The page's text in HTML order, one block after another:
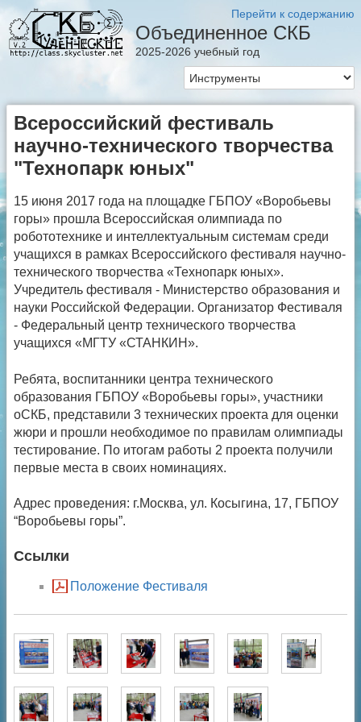
Перейти к содержанию
Объединенное СКБ
2025-2026 учебный год
Всероссийский фестиваль
научно-технического творчества
"Технопарк юных"
15 июня 2017 года на площадке ГБПОУ «Воробьевы
горы» прошла Всероссийская олимпиада по
робототехнике и интеллектуальным системам среди
учащихся в рамках Всероссийского фестиваля научно-
технического творчества «Технопарк юных».
Учредитель фестиваля - Министерство образования и
науки Российской Федерации. Организатор Фестиваля
- Федеральный центр технического творчества
учащихся «МГТУ «СТАНКИН».
Ребята, воспитанники центра технического
образования ГБПОУ «Воробьевы горы», участники
оСКБ, представили 3 технических проекта для оценки
жюри и прошли необходимое по правилам олимпиады
тестирование. По итогам работы 2 проекта получили
первые места в своих номинациях.
Адрес проведения: г.Москва, ул. Косыгина, 17, ГБПОУ
“Воробьевы горы”.
Ссылки
Положение Фестиваля